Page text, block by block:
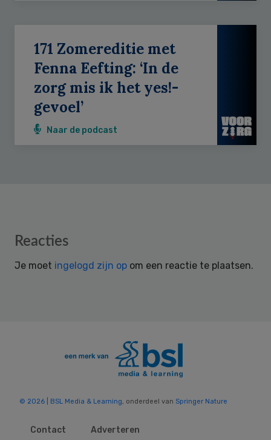
171 Zomereditie met
Fenna Eefting: ‘In de
zorg mis ik het yes!-
gevoel’
Naar de podcast
Reader
Reacties
Je moet ingelogd zijn op om een reactie te plaatsen.
© 2026 | BSL Media & Learning, onderdeel van Springer Nature
Contact Adverteren